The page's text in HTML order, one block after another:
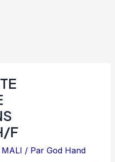
F
MALI / ParGod Hand